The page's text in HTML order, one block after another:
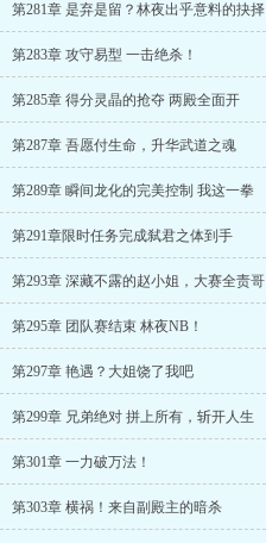
第281章 是弃是留？林夜出乎意料的抉择
第283章 攻守易型 一击绝杀！
第285章 得分灵晶的抢夺 两殿全面开
第287章 吾愿付生命，升华武道之魂
第289章 瞬间龙化的完美控制 我这一拳
第291章限时任务完成弑君之体到手
第293章 深藏不露的赵小姐，大赛全责哥
第295章 团队赛结束 林夜NB！
第297章 艳遇？大姐饶了我吧
第299章 兄弟绝对 拼上所有，斩开人生
第301章 一力破万法！
第303章 横祸！来自副殿主的暗杀